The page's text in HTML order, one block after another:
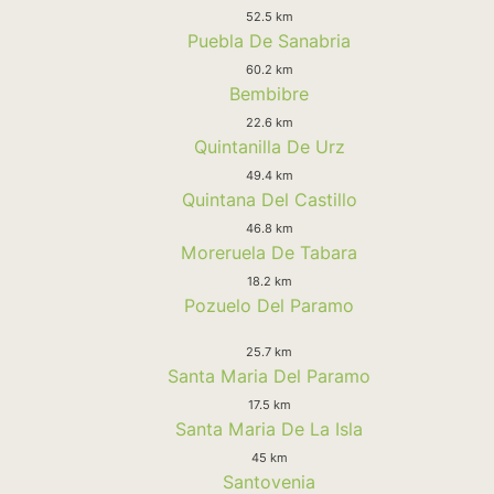
52.5 km
Puebla De Sanabria
60.2 km
Bembibre
22.6 km
Quintanilla De Urz
49.4 km
Quintana Del Castillo
46.8 km
Moreruela De Tabara
18.2 km
Pozuelo Del Paramo
25.7 km
Santa Maria Del Paramo
17.5 km
Santa Maria De La Isla
45 km
Santovenia